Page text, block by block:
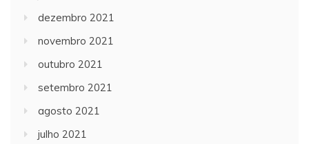
dezembro 2021
novembro 2021
outubro 2021
setembro 2021
agosto 2021
julho 2021